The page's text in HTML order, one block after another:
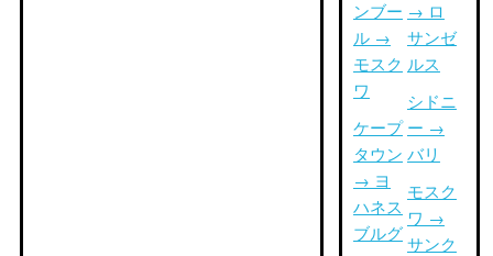
ンブー
ル →
モスク
ワ
ケープ
タウン
→ ヨ
ハネス
ブルグ
→ ロ
サンゼ
ルス
シドニ
ー →
バリ
モスク
ワ →
サンク